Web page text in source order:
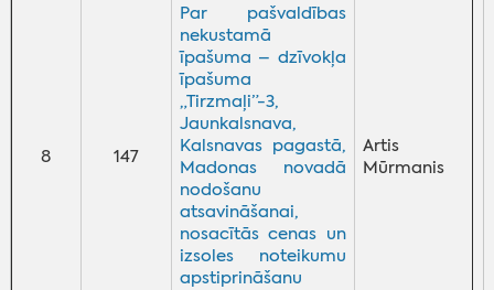
8 147
Par pašvaldības
nekustamā
īpašuma – dzīvokļa
īpašuma
„Tirzmaļi”-3,
Jaunkalsnava,
Kalsnavas pagastā,
Madonas novadā
nodošanu
atsavināšanai,
nosacītās cenas un
izsoles noteikumu
apstiprināšanu
Artis
Mūrmanis